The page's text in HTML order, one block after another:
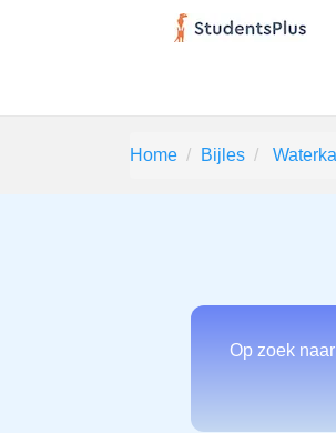
Home Bijles
Op zoek naar